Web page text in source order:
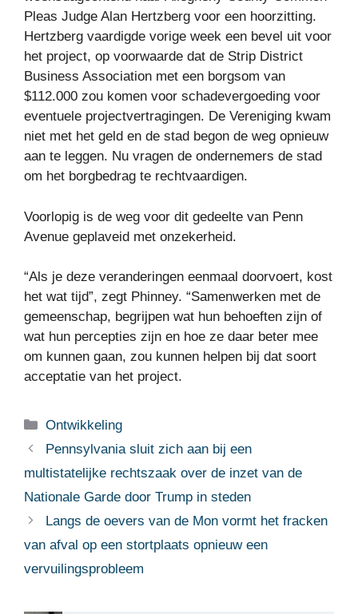
Pleas Judge Alan Hertzberg voor een hoorzitting.
Hertzberg vaardigde vorige week een bevel uit voor
het project, op voorwaarde dat de Strip District
Business Association met een borgsom van
$112.000 zou komen voor schadevergoeding voor
eventuele projectvertragingen. De Vereniging kwam
niet met het geld en de stad begon de weg opnieuw
aan te leggen. Nu vragen de ondernemers de stad
om het borgbedrag te rechtvaardigen.
Voorlopig is de weg voor dit gedeelte van Penn
Avenue geplaveid met onzekerheid.
“Als je deze veranderingen eenmaal doorvoert, kost
het wat tijd”, zegt Phinney. “Samenwerken met de
gemeenschap, begrijpen wat hun behoeften zijn of
wat hun percepties zijn en hoe ze daar beter mee
om kunnen gaan, zou kunnen helpen bij dat soort
acceptatie van het project.
Categorieën
Ontwikkeling
Pennsylvania sluit zich aan bij een
multistatelijke rechtszaak over de inzet van de
Nationale Garde door Trump in steden
Langs de oevers van de Mon vormt het fracken
van afval op een stortplaats opnieuw een
vervuilingsprobleem